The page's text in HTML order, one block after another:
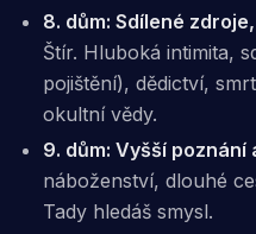
8. dům: Sdílené
Štír. Hluboká intimita,
pojištění), dědictví,
okultní vědy.
9. dům: Vyšší poznání
náboženství, dlouhé
Tady hledáš smysl.